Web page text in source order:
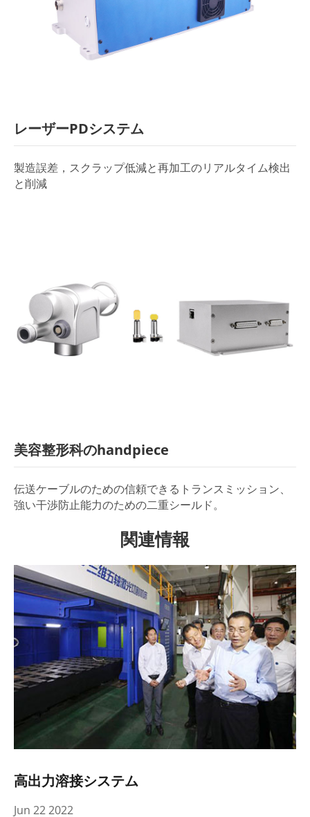
レーザーPDシステム
製造誤差，スクラップ低減と再加工のリアルタイム検出
と削減
美容整形科のhandpiece
伝送ケーブルのための信頼できるトランスミッション、
強い干渉防止能力のための二重シールド。
関連情報
高出力溶接システム
Jun 22 2022